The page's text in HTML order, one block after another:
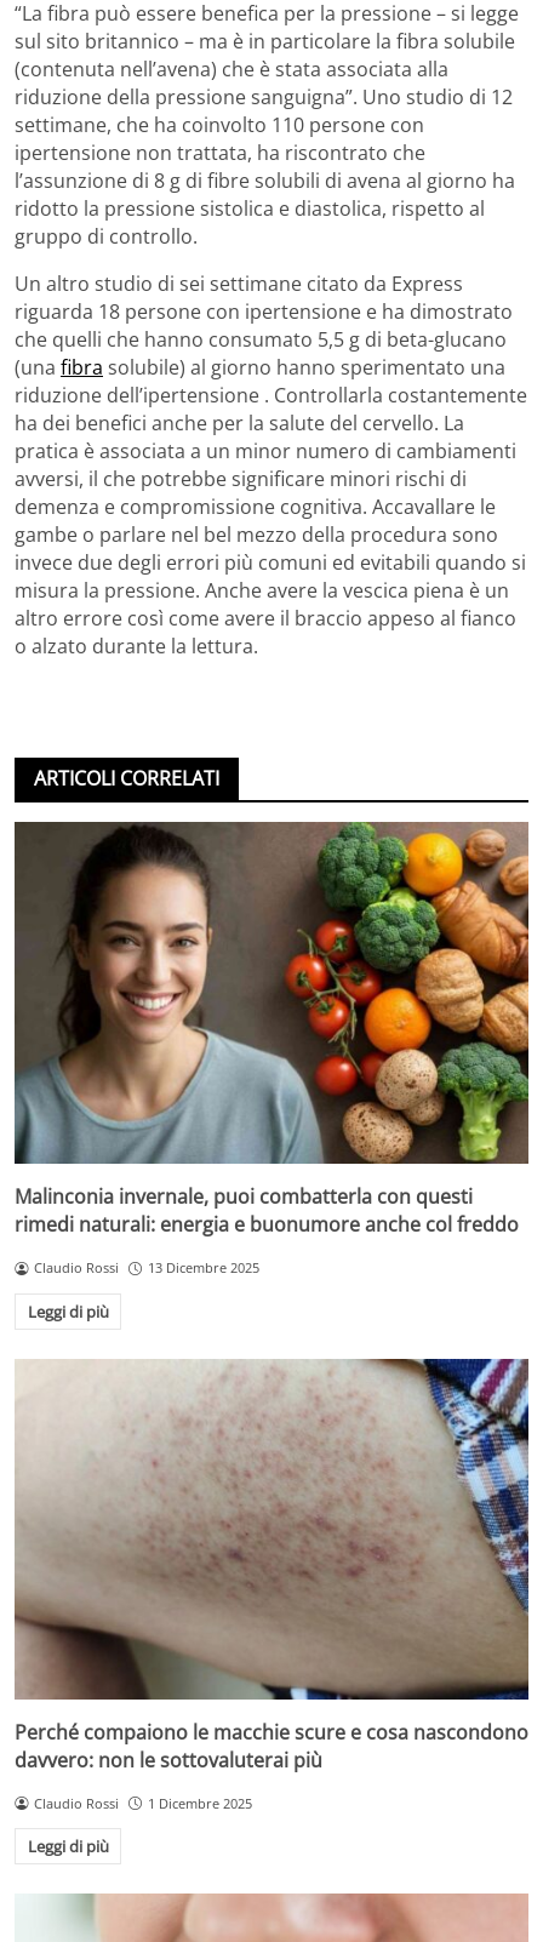
“La fibra può essere benefica per la pressione – si legge
sul sito britannico – ma è in particolare la fibra solubile
(contenuta nell’avena) che è stata associata alla
riduzione della pressione sanguigna”. Uno studio di 12
settimane, che ha coinvolto 110 persone con
ipertensione non trattata, ha riscontrato che
l’assunzione di 8 g di fibre solubili di avena al giorno ha
ridotto la pressione sistolica e diastolica, rispetto al
gruppo di controllo.
Un altro studio di sei settimane citato da Express
riguarda 18 persone con ipertensione e ha dimostrato
che quelli che hanno consumato 5,5 g di beta-glucano
(una fibra solubile) al giorno hanno sperimentato una
riduzione dell’ipertensione . Controllarla costantemente
ha dei benefici anche per la salute del cervello. La
pratica è associata a un minor numero di cambiamenti
avversi, il che potrebbe significare minori rischi di
demenza e compromissione cognitiva. Accavallare le
gambe o parlare nel bel mezzo della procedura sono
invece due degli errori più comuni ed evitabili quando si
misura la pressione. Anche avere la vescica piena è un
altro errore così come avere il braccio appeso al fianco
o alzato durante la lettura.
ARTICOLI CORRELATI
Malinconia invernale, puoi combatterla con questi
rimedi naturali: energia e buonumore anche col freddo
Claudio Rossi 13 Dicembre 2025
Leggi di più
Perché compaiono le macchie scure e cosa nascondono
davvero: non le sottovaluterai più
Claudio Rossi 1 Dicembre 2025
Leggi di più